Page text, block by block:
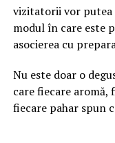
vizitatorii vor putea
modul în care este
asocierea cu
Nu este doar o
care fiecare
fiecare pahar spun